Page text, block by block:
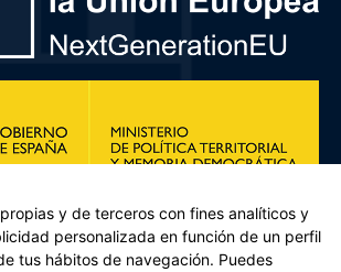
y de terceros con fines analíticos y
personalizada en función de un perfil
tus hábitos de navegación. Puedes